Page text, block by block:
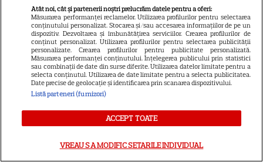
întâmplat este crunt
Atenție! Poți primi bani de la
stat dacă-ți îngrijești părinții,
bunicii sau pe cineva vârstnic
din familie. Acum s-a decis!
Laura Cosoi a născut cea de-a
Atât noi, cât și partenerii noștri prelucrăm datele pentru a oferi:
Măsurarea performanței reclamelor. Utilizarea profilurilor pentru selectarea
conținutului personalizat. Stocarea și/sau accesarea informațiilor de pe un
dispozitiv. Dezvoltarea și îmbunătățirea serviciilor. Crearea profilurilor de
conținut personalizat. Utilizarea profilurilor pentru selectarea publicității
personalizate. Crearea profilurilor pentru publicitate personalizată.
Măsurarea performanței conținutului. Înțelegerea publicului prin statistici
sau combinații de date din surse diferite. Utilizarea datelor limitate pentru a
selecta conținutul. Utilizarea de date limitate pentru a selecta publicitatea.
Date precise de geolocație și identificarea prin scanarea dispozitivului.
Listă parteneri (furnizori)
ACCEPT TOATE
VREAU SA MODIFIC SETARILE INDIVIDUAL